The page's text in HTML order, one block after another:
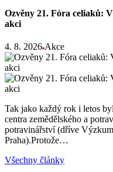
Ozvěny 21. Fóra celiaků:
akci
4. 8. 2026 Akce
Tak jako každý rok i letos
centra zemědělského a
potravinářství (dříve
Praha).Protože…
Všechny články